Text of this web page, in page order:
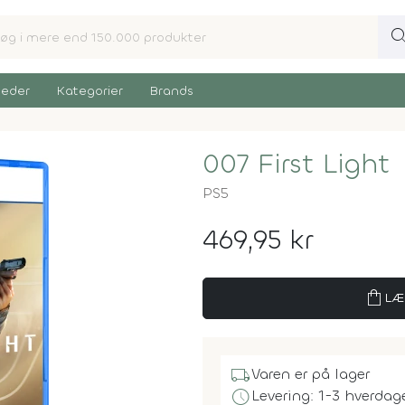
Kategorier Brands
007 First Light
PS5
469,95 kr
shopping_bag
local_shippingVaren er på lager
scheduleLevering: 1-3